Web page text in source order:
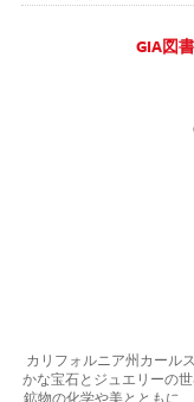
GIA図
カリフォルニア州カール
かな宝石とジュエリーの